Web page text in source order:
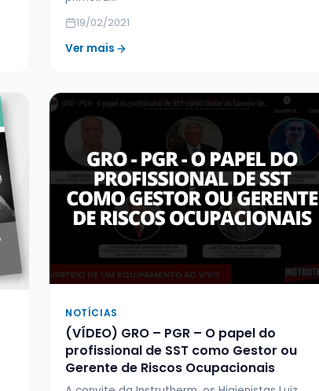
19/02/2021
Ver mais
NOTÍCIAS
(VÍDEO) GRO – PGR – O papel do
profissional de SST como Gestor ou
Gerente de Riscos Ocupacionais